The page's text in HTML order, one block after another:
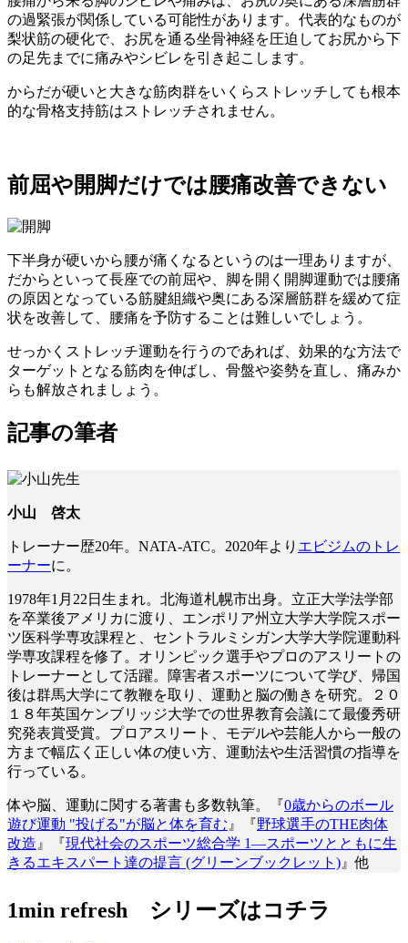
の過緊張が関係している可能性があります。代表的なものが
梨状筋の硬化で、お尻を通る坐骨神経を圧迫してお尻から下
の足先までに痛みやシビレを引き起こします。
からだが硬いと大きな筋肉群をいくらストレッチしても根本
的な骨格支持筋はストレッチされません。
前屈や開脚だけでは腰痛改善できない
下半身が硬いから腰が痛くなるというのは一理ありますが、
だからといって長座での前屈や、脚を開く開脚運動では腰痛
の原因となっている筋腱組織や奥にある深層筋群を緩めて症
状を改善して、腰痛を予防することは難しいでしょう。
せっかくストレッチ運動を行うのであれば、効果的な方法で
ターゲットとなる筋肉を伸ばし、骨盤や姿勢を直し、痛みか
らも解放されましょう。
記事の筆者
小山 啓太
トレーナー歴20年。NATA-ATC。2020年より エビジムのトレ
ーナーに。
1978年1月22日生まれ。北海道札幌市出身。立正大学法学部
を卒業後アメリカに渡り、エンポリア州立大学大学院スポー
ツ医科学専攻課程と、セントラルミシガン大学大学院運動科
学専攻課程を修了。オリンピック選手やプロのアスリートの
トレーナーとして活躍。障害者スポーツについて学び、帰国
後は群馬大学にて教鞭を取り、運動と脳の働きを研究。２０
１８年英国ケンブリッジ大学での世界教育会議にて最優秀研
究発表賞受賞。プロアスリート、モデルや芸能人から一般の
方まで幅広く正しい体の使い方、運動法や生活習慣の指導を
行っている。
体や脳、運動に関する著書も多数執筆。『0歳からのボール
遊び運動 "投げる"が脳と体を育む 』『野球選手のTHE肉体
改造 』『現代社会のスポーツ総合学 1―スポーツとともに生
きるエキスパート達の提言 (グリーンブックレット) 』他
1min refresh シリーズはコチラ